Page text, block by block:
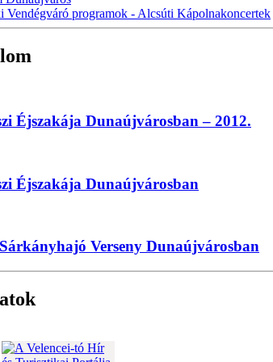
programok - Alcsúti Kápolnakoncertek
Éjszakája Dunaújvárosban – 2012.
Éjszakája Dunaújvárosban
Sárkányhajó Verseny Dunaújvárosban